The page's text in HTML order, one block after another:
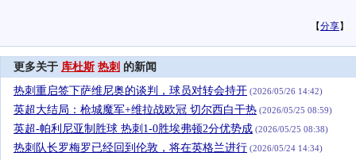
【分享】
更多关于 库杜斯 热刺 的新闻
热刺重启签下萨维尼奥的谈判，球员对转会持开 (2026/05/26 14:42)
英超大结局：枪城魔军+维拉战欧冠 切尔西白干热 (2026/05/25 08:59)
英超-帕利尼亚制胜球 热刺1-0胜埃弗顿2分优势成 (2026/05/25 08:38)
热刺队长罗梅罗已经回到伦敦，将在英格兰进行 (2026/05/24 14:34)